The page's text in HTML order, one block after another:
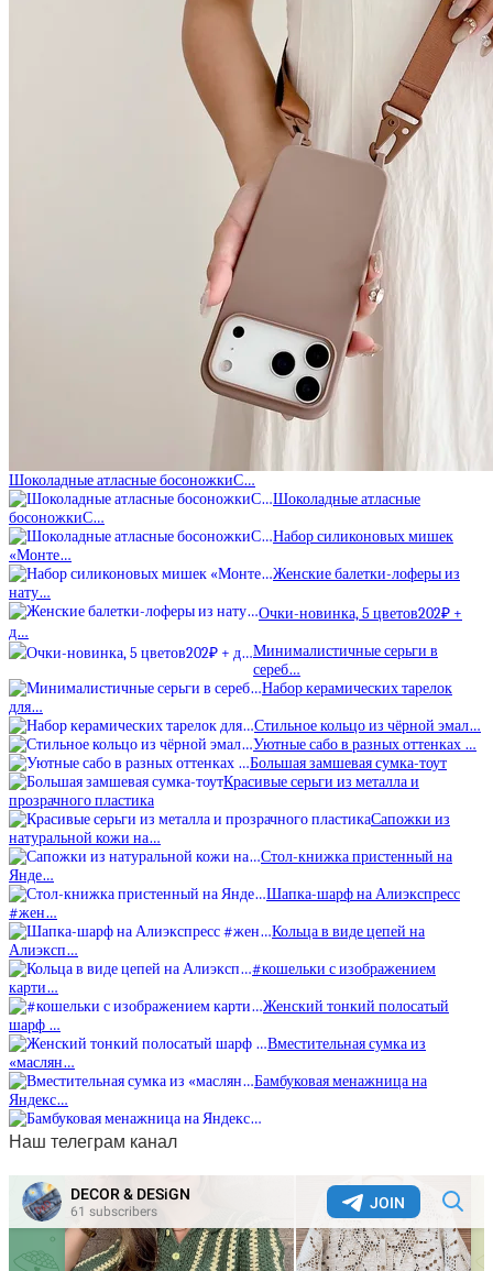
Шоколадные атласные босоножкиС…
Шоколадные атласные
босоножкиС…
Набор силиконовых мишек
«Монте…
Женские балетки-лоферы из
нату…
Очки-новинка, 5 цветов202₽ +
д…
Минималистичные серьги в
сереб…
Набор керамических тарелок
для…
Стильное кольцо из чёрной эмал…
Уютные сабо в разных оттенках …
Большая замшевая сумка-тоут
Красивые серьги из металла и
прозрачного пластика
Сапожки из
натуральной кожи на…
Стол-книжка пристенный на
Янде…
Шапка-шарф на Алиэкспресс
#жен…
Кольца в виде цепей на
Алиэксп…
#кошельки с изображением
карти…
Женский тонкий полосатый
шарф …
Вместительная сумка из
«маслян…
Бамбуковая менажница на
Яндекс…
Наш телеграм канал